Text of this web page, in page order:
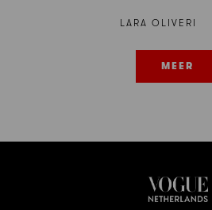
LARA OLIVERI
MEER